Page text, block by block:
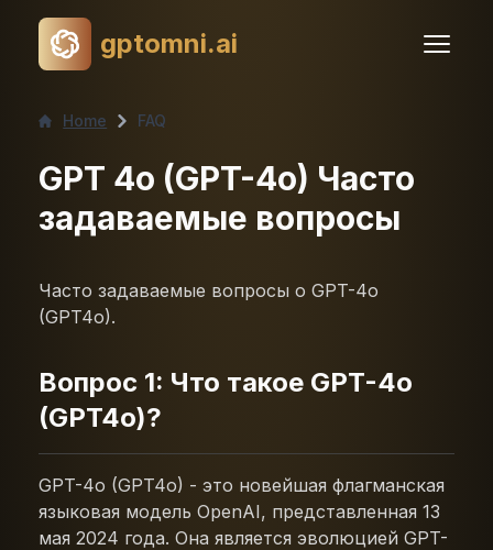
gptomni.ai
Home FAQ
GPT 4o (GPT-4o) Часто
задаваемые вопросы
Часто задаваемые вопросы о GPT-4o
(GPT4o).
Вопрос 1: Что такое GPT-4o
(GPT4o)?
GPT-4o (GPT4o) - это новейшая флагманская
языковая модель OpenAI, представленная 13
мая 2024 года. Она является эволюцией GPT-